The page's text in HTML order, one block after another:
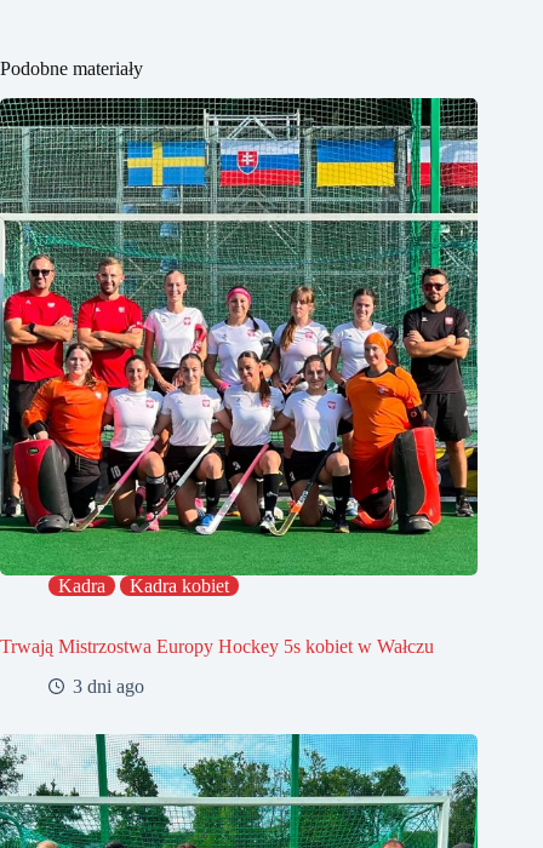
Podobne materiały
Kadra Kadra kobiet
Trwają Mistrzostwa Europy Hockey 5s kobiet w Wałczu
3 dni ago